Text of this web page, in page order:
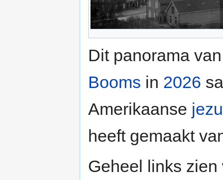
Dit panorama
Booms in 2026
Amerikaanse
heeft gemaakt
Geheel links